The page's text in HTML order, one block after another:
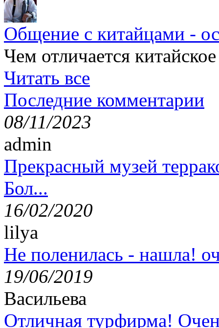
Общение с китайцами -
Чем отличается
Читать все
Последние комментарии
08/11/2023
admin
Прекрасный музей
Бол...
16/02/2020
lilya
Не поленилась - нашла!
19/06/2019
Васильева
Отличная турфирма!